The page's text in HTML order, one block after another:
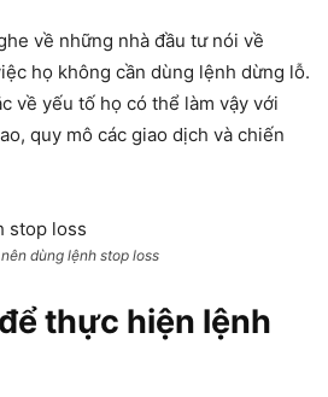
về những nhà đầu tư nói về
họ không cần dùng lệnh dừng lỗ.
về yếu tố họ có thể làm vậy với
quy mô các giao dịch và chiến
dùng lệnh stop loss
thực hiện lệnh